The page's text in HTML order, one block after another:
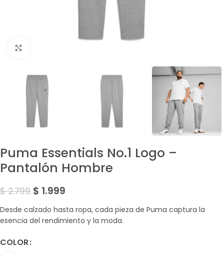
Puma Essentials No.1 Logo –
Pantalón Hombre
$2.799 $ 1.999
Desde calzado hasta ropa, cada pieza de Puma captura la
esencia del rendimiento y la moda.
COLOR